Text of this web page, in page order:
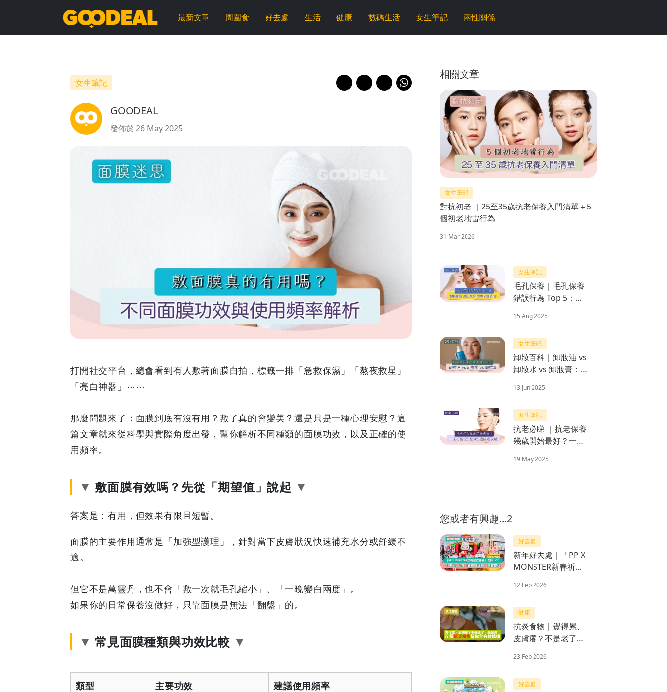
膜
GOODEAL
最新文章 周圍食 好去處 生活 健康 數碼生活 女生筆記 兩性關係
女生筆記
GOODEAL
發佈於 26 May 2025
打開社交平台，總會看到有人敷著面膜自拍，標籤一排「急救保濕」「熬夜救星」
「亮白神器」⋯⋯
那麼問題來了：面膜到底有沒有用？敷了真的會變美？還是只是一種心理安慰？這
篇文章就來從科學與實際角度出發，幫你解析不同種類的面膜功效，以及正確的使
用頻率。
敷面膜有效嗎？先從「期望值」說起
答案是：有用，但效果有限且短暫。
面膜的主要作用通常是「加強型護理」，針對當下皮膚狀況快速補充水分或舒緩不
適。
但它不是萬靈丹，也不會「敷一次就毛孔縮小」、「一晚變白兩度」。
如果你的日常保養沒做好，只靠面膜是無法「翻盤」的。
常見面膜種類與功效比較
類型 主要功效 建議使用頻率
相關文章
女生筆記
對抗初老 ｜25至35歲抗老保養入門清單＋5
個初老地雷行為
31 Mar 2026
女生筆記
毛孔保養｜毛孔保養
錯誤行為 Top 5：你
15 Aug 2025
女生筆記
卸妝百科｜卸妝油 vs
卸妝水 vs 卸妝膏：卸
你？
13 Jun 2025
女生筆記
抗老必睇 ｜抗老保養
幾歲開始最好？一文
略
19 May 2025
您或者有興趣...2
好去處
新年好去處｜「PP X
MONSTER新春祈福
Baby化身「新春守護
12 Feb 2026
健康
抗炎食物｜覺得累、
皮膚癢？不是老了，
物幫你全方位修復
23 Feb 2026
好去處